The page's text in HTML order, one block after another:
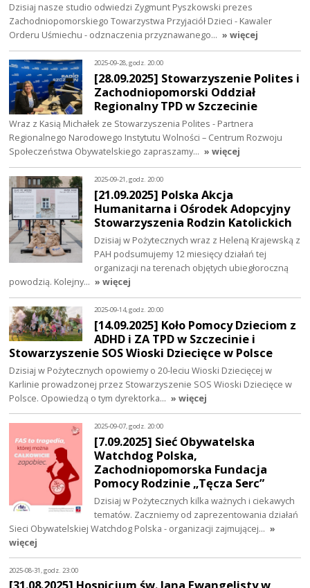
Dzisiaj nasze studio odwiedzi Zygmunt Pyszkowski prezes
Zachodniopomorskiego Towarzystwa Przyjaciół Dzieci - Kawaler
Orderu Uśmiechu - odznaczenia przyznawanego… » więcej
2025-09-28, godz. 20:00
[28.09.2025] Stowarzyszenie Polites i
Zachodniopomorski Oddział
Regionalny TPD w Szczecinie
Wraz z Kasią Michałek ze Stowarzyszenia Polites - Partnera
Regionalnego Narodowego Instytutu Wolności – Centrum Rozwoju
Społeczeństwa Obywatelskiego zapraszamy… » więcej
2025-09-21, godz. 20:00
[21.09.2025] Polska Akcja
Humanitarna i Ośrodek Adopcyjny
Stowarzyszenia Rodzin Katolickich
Dzisiaj w Pożytecznych wraz z Heleną Krajewską z
PAH podsumujemy 12 miesięcy działań tej
organizacji na terenach objętych ubiegłoroczną
powodzią. Kolejny… » więcej
2025-09-14, godz. 20:00
[14.09.2025] Koło Pomocy Dzieciom z
ADHD i ZA TPD w Szczecinie i
Stowarzyszenie SOS Wioski Dziecięce w Polsce
Dzisiaj w Pożytecznych opowiemy o 20-leciu Wioski Dziecięcej w
Karlinie prowadzonej przez Stowarzyszenie SOS Wioski Dziecięce w
Polsce. Opowiedzą o tym dyrektorka… » więcej
2025-09-07, godz. 20:00
[7.09.2025] Sieć Obywatelska
Watchdog Polska,
Zachodniopomorska Fundacja
Pomocy Rodzinie „Tęcza Serc”
Dzisiaj w Pożytecznych kilka ważnych i ciekawych
tematów. Zaczniemy od zaprezentowania działań
Sieci Obywatelskiej Watchdog Polska - organizacji zajmującej… »
więcej
2025-08-31, godz. 23:00